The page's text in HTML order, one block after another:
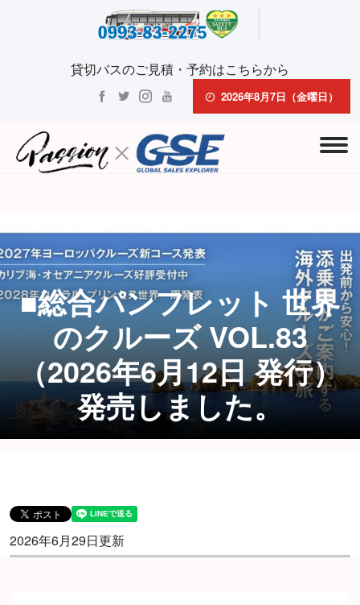
貸切バスのご見積・予約はこちらから
2026年8月7日（金曜日）
■総合パンフレット 世界
のクルーズ VOL.83
（2026年6月12日 発行）
発売しました。
2026年6月29日更新